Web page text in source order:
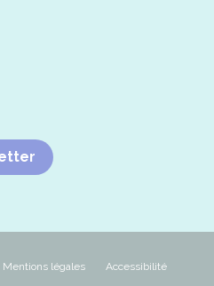
Mentions légales
Accessibilité